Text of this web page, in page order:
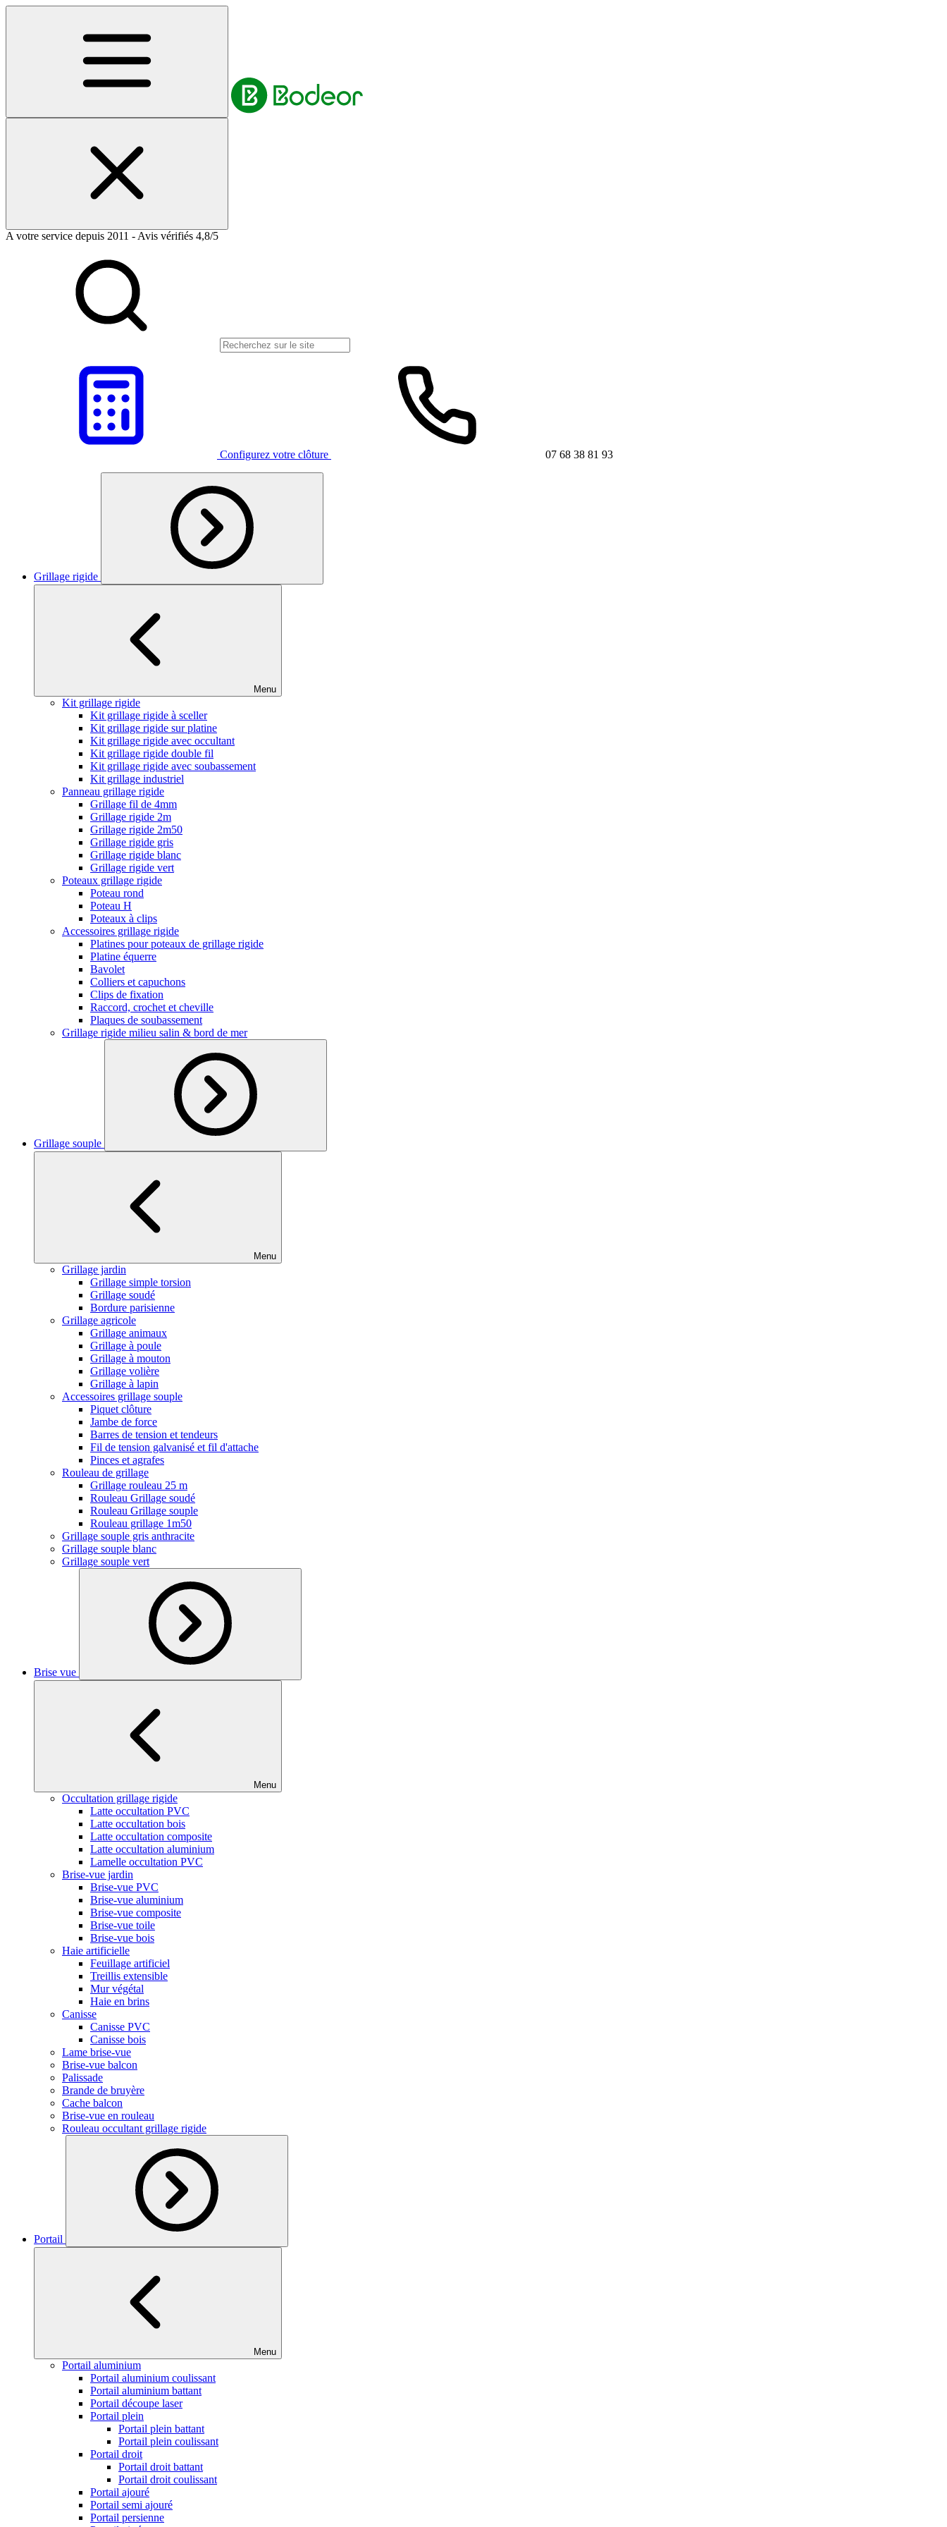
A votre service depuis 2011 - Avis vérifiés 4,8/5
Configurez votre clôture 07 68 38 81 93
Grillage rigide
Menu
Kit grillage rigide
Kit grillage rigide à sceller
Kit grillage rigide sur platine
Kit grillage rigide avec occultant
Kit grillage rigide double fil
Kit grillage rigide avec soubassement
Kit grillage industriel
Panneau grillage rigide
Grillage fil de 4mm
Grillage rigide 2m
Grillage rigide 2m50
Grillage rigide gris
Grillage rigide blanc
Grillage rigide vert
Poteaux grillage rigide
Poteau rond
Poteau H
Poteaux à clips
Accessoires grillage rigide
Platines pour poteaux de grillage rigide
Platine équerre
Bavolet
Colliers et capuchons
Clips de fixation
Raccord, crochet et cheville
Plaques de soubassement
Grillage rigide milieu salin & bord de mer
Grillage souple
Menu
Grillage jardin
Grillage simple torsion
Grillage soudé
Bordure parisienne
Grillage agricole
Grillage animaux
Grillage à poule
Grillage à mouton
Grillage volière
Grillage à lapin
Accessoires grillage souple
Piquet clôture
Jambe de force
Barres de tension et tendeurs
Fil de tension galvanisé et fil d'attache
Pinces et agrafes
Rouleau de grillage
Grillage rouleau 25 m
Rouleau Grillage soudé
Rouleau Grillage souple
Rouleau grillage 1m50
Grillage souple gris anthracite
Grillage souple blanc
Grillage souple vert
Brise vue
Menu
Occultation grillage rigide
Latte occultation PVC
Latte occultation bois
Latte occultation composite
Latte occultation aluminium
Lamelle occultation PVC
Brise-vue jardin
Brise-vue PVC
Brise-vue aluminium
Brise-vue composite
Brise-vue toile
Brise-vue bois
Haie artificielle
Feuillage artificiel
Treillis extensible
Mur végétal
Haie en brins
Canisse
Canisse PVC
Canisse bois
Lame brise-vue
Brise-vue balcon
Palissade
Brande de bruyère
Cache balcon
Brise-vue en rouleau
Rouleau occultant grillage rigide
Portail
Menu
Portail aluminium
Portail aluminium coulissant
Portail aluminium battant
Portail découpe laser
Portail plein
Portail plein battant
Portail plein coulissant
Portail droit
Portail droit battant
Portail droit coulissant
Portail ajouré
Portail semi ajouré
Portail persienne